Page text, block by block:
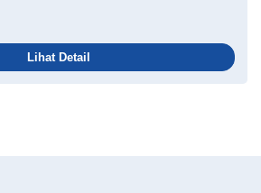
Lihat Detail